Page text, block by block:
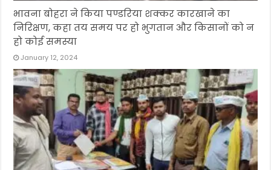
भावना बोहरा ने किया पण्डरिया शक्कर कारखाने का
निरिक्षण, कहा तय समय पर हो भुगतान और किसानों को न
हो कोई समस्या
January 12, 2024